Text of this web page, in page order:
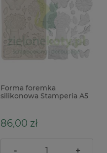
Forma foremka
silikonowa Stamperia A5
86,00 zł
- +